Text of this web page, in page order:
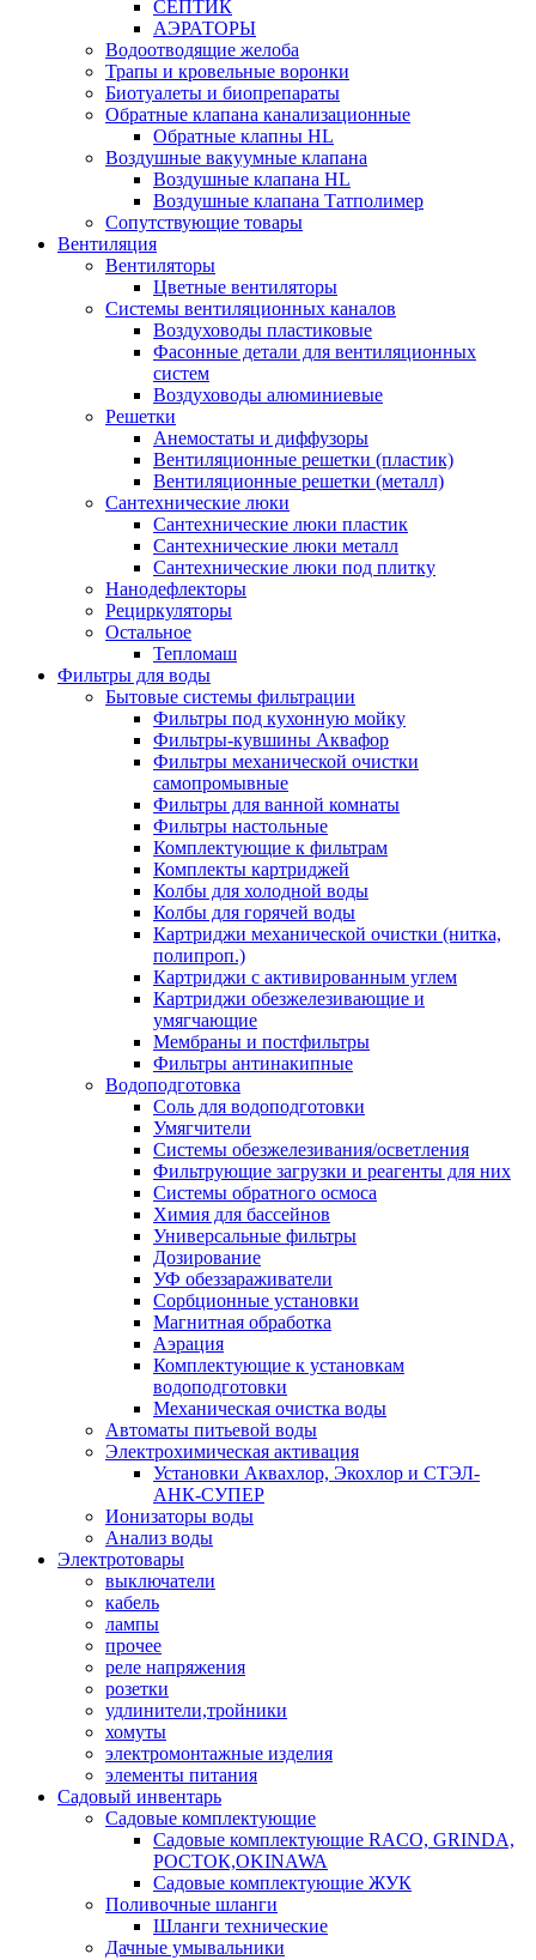
СЕПТИК
АЭРАТОРЫ
Водоотводящие желоба
Трапы и кровельные воронки
Биотуалеты и биопрепараты
Обратные клапана канализационные
Обратные клапны HL
Воздушные вакуумные клапана
Воздушные клапана HL
Воздушные клапана Татполимер
Сопутствующие товары
Вентиляция
Вентиляторы
Цветные вентиляторы
Системы вентиляционных каналов
Воздуховоды пластиковые
Фасонные детали для вентиляционных
систем
Воздуховоды алюминиевые
Решетки
Анемостаты и диффузоры
Вентиляционные решетки (пластик)
Вентиляционные решетки (металл)
Сантехнические люки
Сантехнические люки пластик
Сантехнические люки металл
Сантехнические люки под плитку
Нанодефлекторы
Рециркуляторы
Остальное
Тепломаш
Фильтры для воды
Бытовые системы фильтрации
Фильтры под кухонную мойку
Фильтры-кувшины Аквафор
Фильтры механической очистки
самопромывные
Фильтры для ванной комнаты
Фильтры настольные
Комплектующие к фильтрам
Комплекты картриджей
Колбы для холодной воды
Колбы для горячей воды
Картриджи механической очистки (нитка,
полипроп.)
Картриджи с активированным углем
Картриджи обезжелезивающие и
умягчающие
Мембраны и постфильтры
Фильтры антинакипные
Водоподготовка
Соль для водоподготовки
Умягчители
Системы обезжелезивания/осветления
Фильтрующие загрузки и реагенты для них
Системы обратного осмоса
Химия для бассейнов
Универсальные фильтры
Дозирование
УФ обеззараживатели
Сорбционные установки
Магнитная обработка
Аэрация
Комплектующие к установкам
водоподготовки
Механическая очистка воды
Автоматы питьевой воды
Электрохимическая активация
Установки Аквахлор, Экохлор и СТЭЛ-
АНК-СУПЕР
Ионизаторы воды
Анализ воды
Электротовары
выключатели
кабель
лампы
прочее
реле напряжения
розетки
удлинители,тройники
хомуты
электромонтажные изделия
элементы питания
Садовый инвентарь
Садовые комплектующие
Садовые комплектующие RACO, GRINDA,
РОСТОК,OKINAWA
Садовые комплектующие ЖУК
Поливочные шланги
Шланги технические
Дачные умывальники